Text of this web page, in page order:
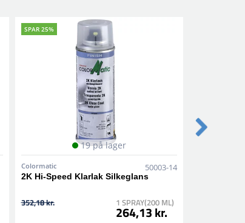
SPAR 25%
19 på lager
Colormatic 50003-14
2K Hi-Speed Klarlak Silkeglans
352,18 kr. 1 SPRAY(200 ML)
264,13 kr.